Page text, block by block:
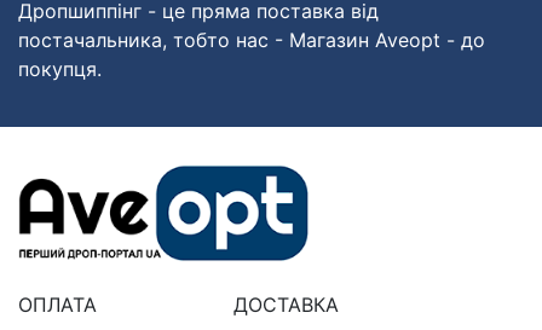
Дропшиппінг - це пряма поставка від
постачальника, тобто нас - Магазин Aveopt - до
покупця.
ОПЛАТА ДОСТАВКА